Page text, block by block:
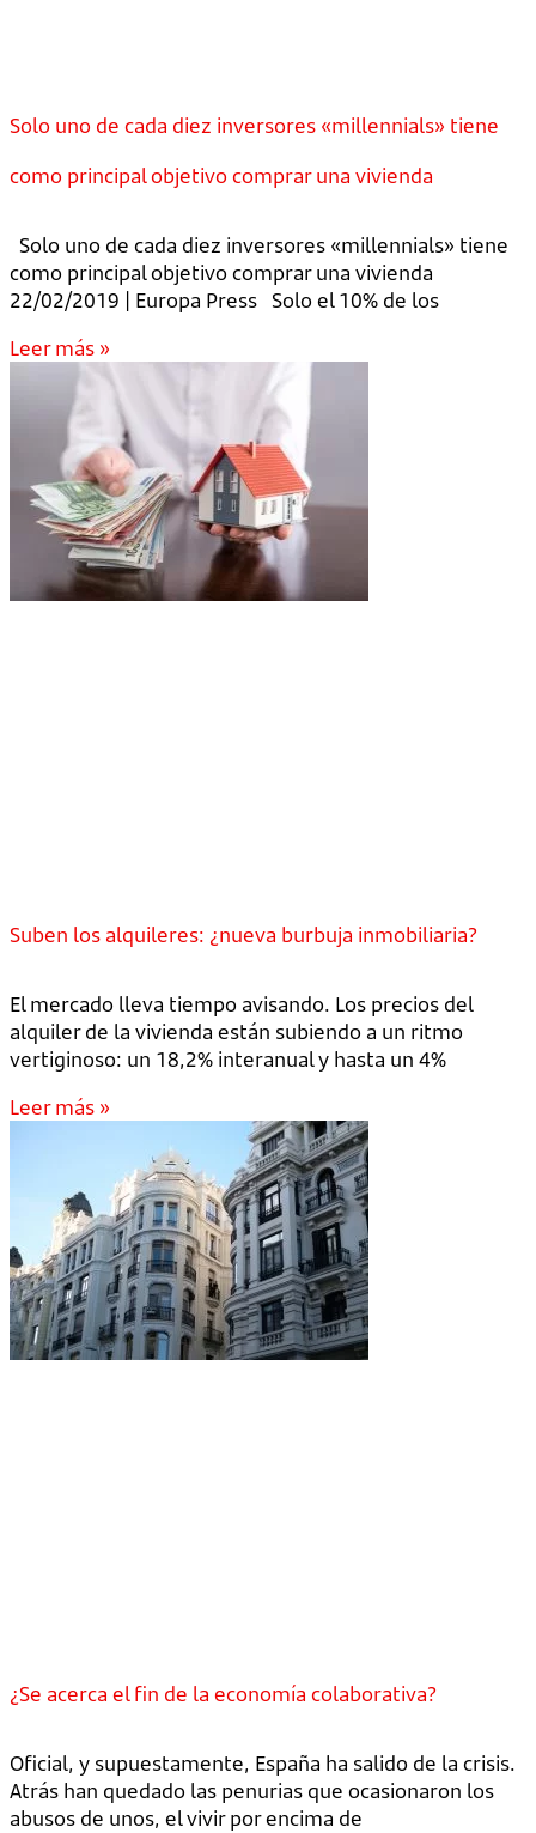
Solo uno de cada diez inversores «millennials» tiene
como principal objetivo comprar una vivienda
Solo uno de cada diez inversores «millennials» tiene
como principal objetivo comprar una vivienda
22/02/2019 | Europa Press Solo el 10% de los
Leer más »
Suben los alquileres: ¿nueva burbuja inmobiliaria?
El mercado lleva tiempo avisando. Los precios del
alquiler de la vivienda están subiendo a un ritmo
vertiginoso: un 18,2% interanual y hasta un 4%
Leer más »
¿Se acerca el fin de la economía colaborativa?
Oficial, y supuestamente, España ha salido de la crisis.
Atrás han quedado las penurias que ocasionaron los
abusos de unos, el vivir por encima de